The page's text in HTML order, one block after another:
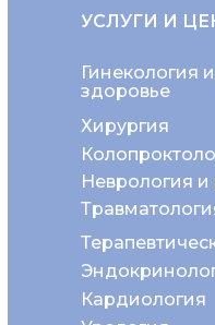
Неврология
Хирургия
Гинекология
здоровье
Кардиология
УСЛУГИ И